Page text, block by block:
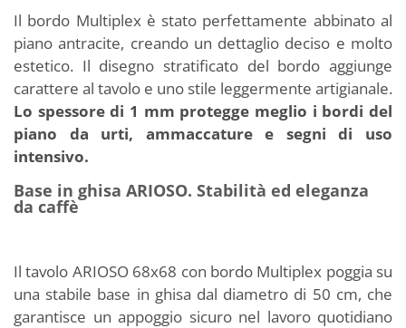
Il bordo Multiplex è stato perfettamente abbinato al
piano antracite, creando un dettaglio deciso e molto
estetico. Il disegno stratificato del bordo aggiunge
carattere al tavolo e uno stile leggermente artigianale.
Lo spessore di 1 mm protegge meglio i bordi del
piano da urti, ammaccature e segni di uso
intensivo.
Base in ghisa ARIOSO. Stabilità ed eleganza
da caffè
Il tavolo ARIOSO 68x68 con bordo Multiplex poggia su
una stabile base in ghisa dal diametro di 50 cm, che
garantisce un appoggio sicuro nel lavoro quotidiano